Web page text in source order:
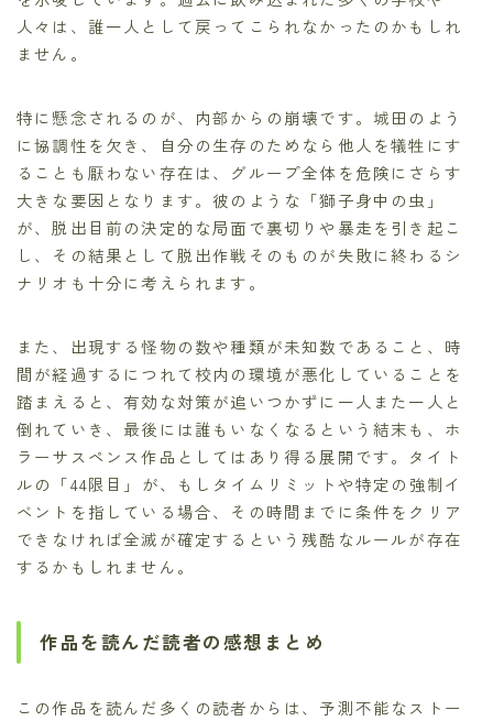
人々は、誰一人として戻ってこられなかったのかもしれ
ません。
特に懸念されるのが、内部からの崩壊です。城田のよう
に協調性を欠き、自分の生存のためなら他人を犠牲にす
ることも厭わない存在は、グループ全体を危険にさらす
大きな要因となります。彼のような「獅子身中の虫」
が、脱出目前の決定的な局面で裏切りや暴走を引き起こ
し、その結果として脱出作戦そのものが失敗に終わるシ
ナリオも十分に考えられます。
また、出現する怪物の数や種類が未知数であること、時
間が経過するにつれて校内の環境が悪化していることを
踏まえると、有効な対策が追いつかずに一人また一人と
倒れていき、最後には誰もいなくなるという結末も、ホ
ラーサスペンス作品としてはあり得る展開です。タイト
ルの「44限目」が、もしタイムリミットや特定の強制イ
ベントを指している場合、その時間までに条件をクリア
できなければ全滅が確定するという残酷なルールが存在
するかもしれません。
作品を読んだ読者の感想まとめ
この作品を読んだ多くの読者からは、予測不能なストー